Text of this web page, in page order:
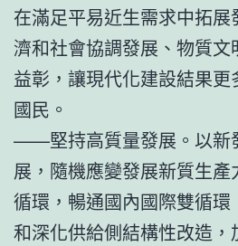
在滿足平易近生需求中拓
濟和社會協調發展、物質
益彰，讓現代化建設結果
國民。
——堅持高質量發展。以新
展，隨機應變發展新質生
循環，暢通國內國際雙循
和深化供給側結構性改造，